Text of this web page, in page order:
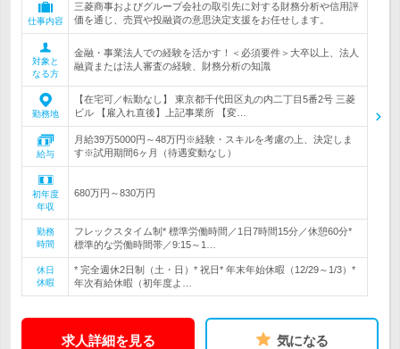
仕事内容
三菱商事およびグループ会社の取引先に対する財務分析や信用評
価を通じ、売買や投融資の意思決定支援をお任せします。
対象と
なる方
金融・事業法人での経験を活かす！＜必須要件＞大卒以上、法人
融資または法人審査の経験、財務分析の知識
勤務地
【在宅可／転勤なし】 東京都千代田区丸の内二丁目5番2号 三菱
ビル 【雇入れ直後】上記事業所 【変…
給与
月給39万5000円～48万円※経験・スキルを考慮の上、決定しま
す※試用期間6ヶ月（待遇変動なし）
初年度
年収
680万円～830万円
勤務
時間
フレックスタイム制* 標準労働時間／1日7時間15分／休憩60分*
標準的な労働時間帯／9:15～1…
休日
休暇
* 完全週休2日制（土・日）* 祝日* 年末年始休暇（12/29～1/3）*
年次有給休暇（初年度よ…
求人詳細を見る 気になる